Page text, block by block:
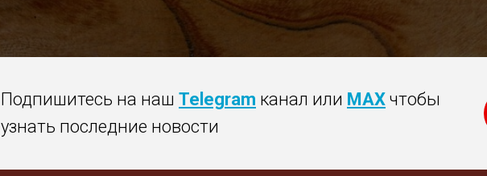
Подпишитесь на наш Telegram канал или MAX чтобы
узнать последние новости